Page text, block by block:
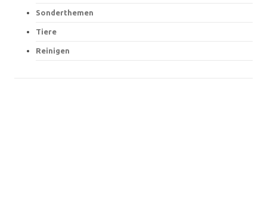
Sonderthemen
Tiere
Reinigen